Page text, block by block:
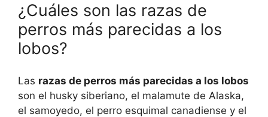
¿Cuáles son las razas de
perros más parecidas a los
lobos?
Las razas de perros más parecidas a los lobos
son el husky siberiano, el malamute de Alaska,
el samoyedo, el perro esquimal canadiense y el